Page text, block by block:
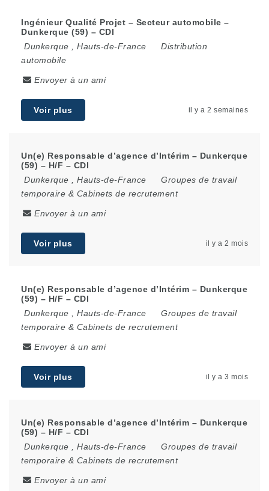
Ingénieur Qualité Projet – Secteur automobile –
Dunkerque (59) – CDI
Dunkerque
Hauts-de-France
Distribution
automobile
Envoyer à un ami
Voir plus il y a 2 semaines
Un(e) Responsable d’agence d’Intérim – Dunkerque
(59) – H/F – CDI
Dunkerque
Hauts-de-France
Groupes de travail
temporaire & Cabinets de recrutement
Envoyer à un ami
Voir plus il y a 2 mois
Un(e) Responsable d’agence d’Intérim – Dunkerque
(59) – H/F – CDI
Dunkerque
Hauts-de-France
Groupes de travail
temporaire & Cabinets de recrutement
Envoyer à un ami
Voir plus il y a 3 mois
Un(e) Responsable d’agence d’Intérim – Dunkerque
(59) – H/F – CDI
Dunkerque
Hauts-de-France
Groupes de travail
temporaire & Cabinets de recrutement
Envoyer à un ami